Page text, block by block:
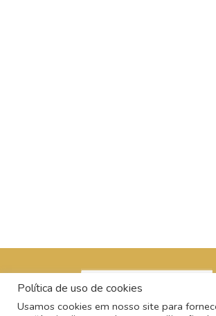
Política de uso de cookies
Usamos cookies em nosso site para